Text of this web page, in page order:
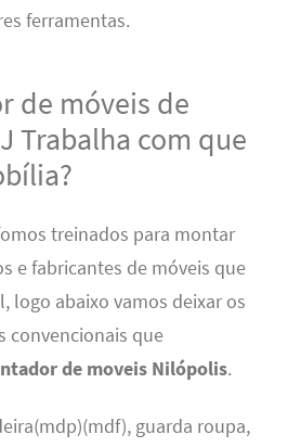
ferramentas.
de móveis de
Trabalha com que
treinados para montar
e fabricantes de móveis que
logo abaixo vamos deixar os
convencionais que
de moveis Nilópolis.
guarda roupa,